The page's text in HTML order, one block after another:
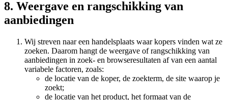
8. Weergave en rangschikking van
aanbiedingen
Wij streven naar een handelsplaats waar kopers vinden wat ze
zoeken. Daarom hangt de weergave of rangschikking van
aanbiedingen in zoek- en browseresultaten af van een aantal
variabele factoren, zoals:
de locatie van de koper, de zoekterm, de site waarop je
zoekt;
de locatie van het product, het formaat van de